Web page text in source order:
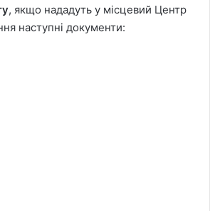
, якщо нададуть у місцевий Центр
наступні документи: